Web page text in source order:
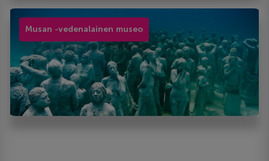
Musan -vedenalainen museo